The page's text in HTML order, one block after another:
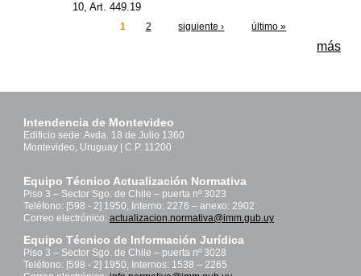
10, Art. 449.19
1 2 siguiente › último »
más
Intendencia de Montevideo
Edificio sede: Avda. 18 de Julio 1360
Montevideo, Uruguay | C.P. 11200
Equipo Técnico Actualización Normativa
Piso 3 – Sector Sgo. de Chile – puerta nº 3023
Teléfono: [598 - 2] 1950, Interno: 2276 – anexo: 2902
Correo electrónico: actualizacion.normativa@imm.gub.uy
Equipo Técnico de Información Jurídica
Piso 3 – Sector Sgo. de Chile – puerta nº 3028
Teléfono: [598 - 2] 1950, Internos: 1538 – 2265